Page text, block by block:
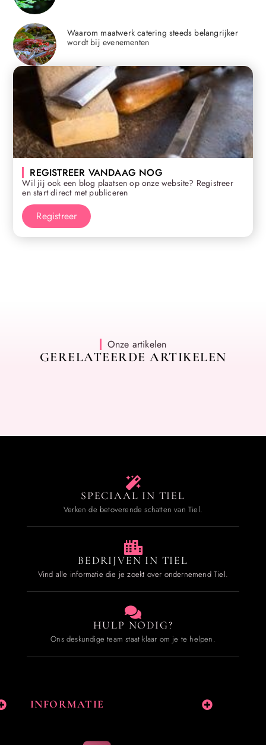
Waarom maatwerk catering steeds belangrijker
wordt bij evenementen
REGISTREER VANDAAG NOG
Wil jij ook een blog plaatsen op onze website? Registreer
en start direct met publiceren
Registreer
Onze artikelen
GERELATEERDE ARTIKELEN
SPECIAAL IN TIEL
Verken de betoverende schatten van Tiel.
BEDRIJVEN IN TIEL
Vind alle informatie die je zoekt over ondernemend Tiel.
HULP NODIG?
Ons deskundige team staat klaar om je te helpen.
INFORMATIE